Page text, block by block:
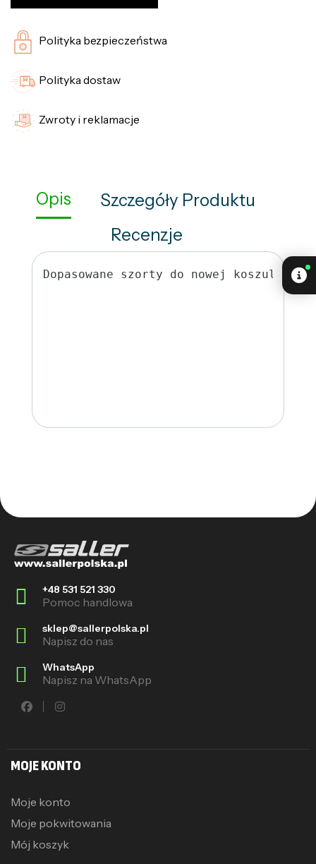
Polityka bezpieczeństwa
Polityka dostaw
Zwroty i reklamacje
Opis
Szczegóły Produktu
Recenzje
Dopasowane szorty do nowej koszulki
+48 531 521 330
Pomoc handlowa
sklep@sallerpolska.pl
Napisz do nas
WhatsApp
Napisz na WhatsApp
MOJE KONTO
Moje konto
Moje pokwitowania
Mój koszyk